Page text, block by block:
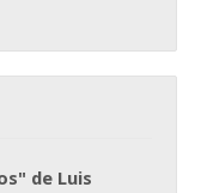
de Luis